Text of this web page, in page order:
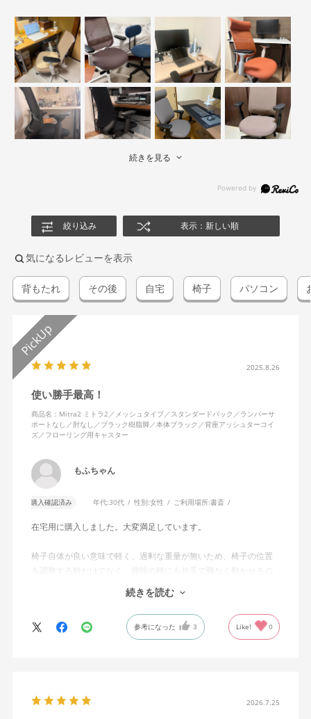
続きを見る
絞り込み 表示：新しい順
気になるレビューを表示
背もたれ その後 自宅 椅子 パソコン
2025.8.26
使い勝手最高！
商品名：Mitra2 ミトラ2／メッシュタイプ／スタンダードバック／ランバーサ
ポートなし／肘なし／ブラック樹脂脚／本体ブラック／背座アッシュターコイ
ズ／フローリング用キャスター
もふちゃん
購入確認済み 年代:30代 性別:女性 ご利用場所:書斎
在宅用に購入しました。大変満足しています。
椅子自体が良い意味で軽く、過剰な重量が無いため、椅子の位置
を調整する時だけでなく、掃除の時にも片手で難なく動かせるの
で、ストレスを感じません。
背中はメッシュ素材でハリがあり、沈み込みすぎないところが気
に入っています。色も画像通りのアッシュブルーで、部屋の差し
色になっています。
キャスターはフローリング用を選びました。とにかく動きが滑ら
思います。良い商品に巡り会えてとても嬉しいです。
続きを読む
参考になった 3 Like! 0
2026.7.25